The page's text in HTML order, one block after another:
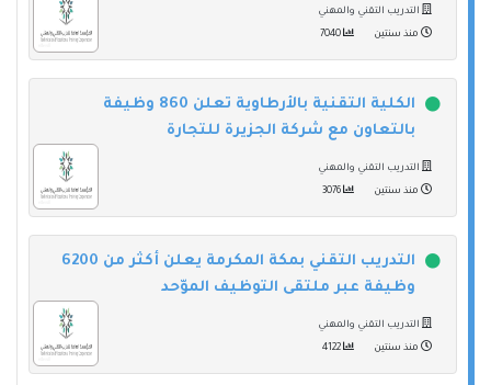
التدريب التقني والمهني
منذ سنتين
الكلية التقنية بالأرطاوية تعلن 860 وظيفة
بالتعاون مع شركة الجزيرة للتجارة
التدريب التقني والمهني
منذ سنتين
التدريب التقني بمكة المكرمة يعلن أكثر من 6200
وظيفة عبر ملتقى التوظيف الموّحد
التدريب التقني والمهني
منذ سنتين